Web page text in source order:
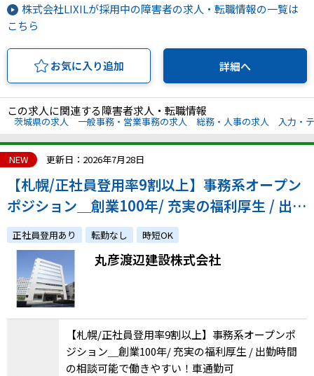
株式会社LIXILが採用中の障害者の求人・転職情報の一覧は
こちら
お気に入り追加 詳細へ
この求人に関連する障害者求人・転職情報
茨城県の求人 一般事務・営業事務の求人 総務・人事の求人 入力・
NEW 更新日：2026年7月28日
【札幌/正社員登用率9割以上】事務系オープン
ポジション＿創業100年/ 充実の福利厚生 / 出勤
時間の相談可能で働きやすい！
正社員登用あり 転勤なし 時短OK
丸彦渡辺建設株式会社
【札幌/正社員登用率9割以上】事務系オープンポ
ジション＿創業100年/ 充実の福利厚生 / 出勤時間
の相談可能で働きやすい！車通勤可